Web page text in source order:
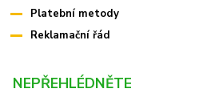
Platební metody
Reklamační řád
NEPŘEHLÉDNĚTE